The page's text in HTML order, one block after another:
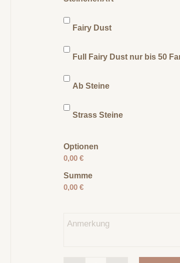
Fairy Dust
Full Fairy Dust nur bis 50
Ab Steine
Strass Steine
Optionen
0,00 €
Summe
0,00 €